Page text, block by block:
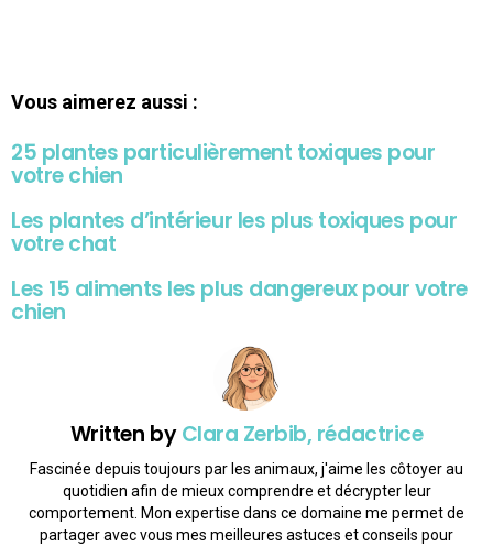
Vous aimerez aussi :
25 plantes particulièrement toxiques pour
votre chien
Les plantes d’intérieur les plus toxiques pour
votre chat
Les 15 aliments les plus dangereux pour votre
chien
Written byClara Zerbib, rédactrice
Fascinée depuis toujours par les animaux, j'aime les côtoyer au
quotidien afin de mieux comprendre et décrypter leur
comportement. Mon expertise dans ce domaine me permet de
partager avec vous mes meilleures astuces et conseils pour